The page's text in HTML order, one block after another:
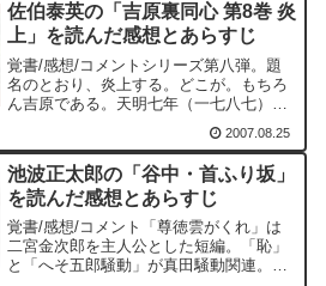
佐伯泰英の「吉原裏同心 第8巻 炎
上」を読んだ感想とあらすじ
覚書/感想/コメントシリーズ第八弾。題
名のとおり、炎上する。どこが。もちろ
ん吉原である。天明七年（一七八七）。
出火、廓中残らず焼亡したという。伏線
が色々なところで張られている。吉原流
の仕来りを重んじた遊び...
2007.08.25
池波正太郎の「谷中・首ふり坂」
を読んだ感想とあらすじ
覚書/感想/コメント「尊徳雲がくれ」は
二宮金次郎を主人公とした短編。「恥」
と「へそ五郎騒動」が真田騒動関連。